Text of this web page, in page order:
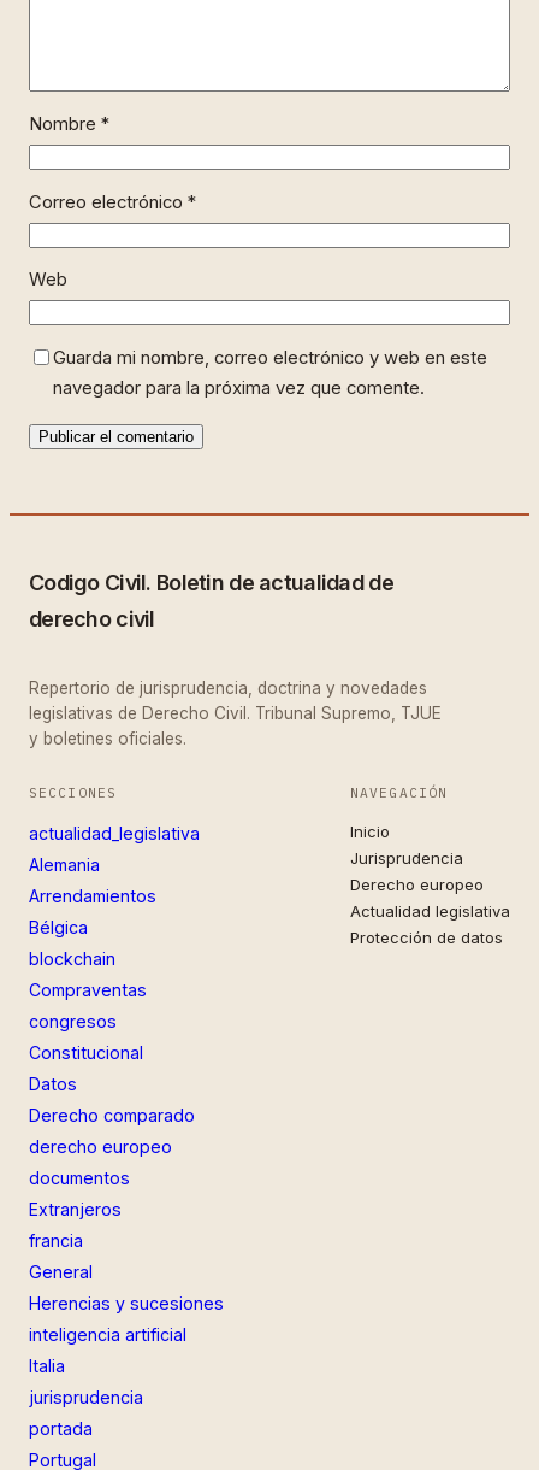
Nombre *
Correo electrónico *
Web
Guarda mi nombre, correo electrónico y web en este
navegador para la próxima vez que comente.
Codigo Civil. Boletin de actualidad de
derecho civil
Repertorio de jurisprudencia, doctrina y novedades
legislativas de Derecho Civil. Tribunal Supremo, TJUE
y boletines oficiales.
SECCIONES
actualidad_legislativa
Alemania
Arrendamientos
Bélgica
blockchain
Compraventas
congresos
Constitucional
Datos
Derecho comparado
derecho europeo
documentos
Extranjeros
francia
General
Herencias y sucesiones
inteligencia artificial
Italia
jurisprudencia
portada
Portugal
NAVEGACIÓN
Inicio
Jurisprudencia
Derecho europeo
Actualidad legislativa
Protección de datos